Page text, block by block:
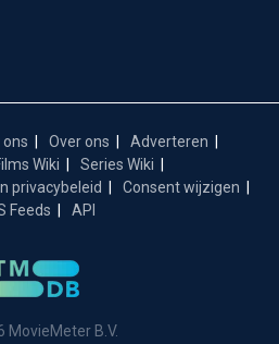
Over ons
Adverteren
Wiki
Series Wiki
privacybeleid
Consent wijzigen
Feeds
API
MovieMeter B.V.